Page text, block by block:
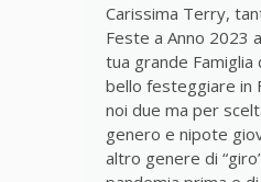
Carissima Terry,
Feste a Anno 2023
tua grande Famiglia
bello festeggiare in
noi due ma per
genero e nipote
altro genere di